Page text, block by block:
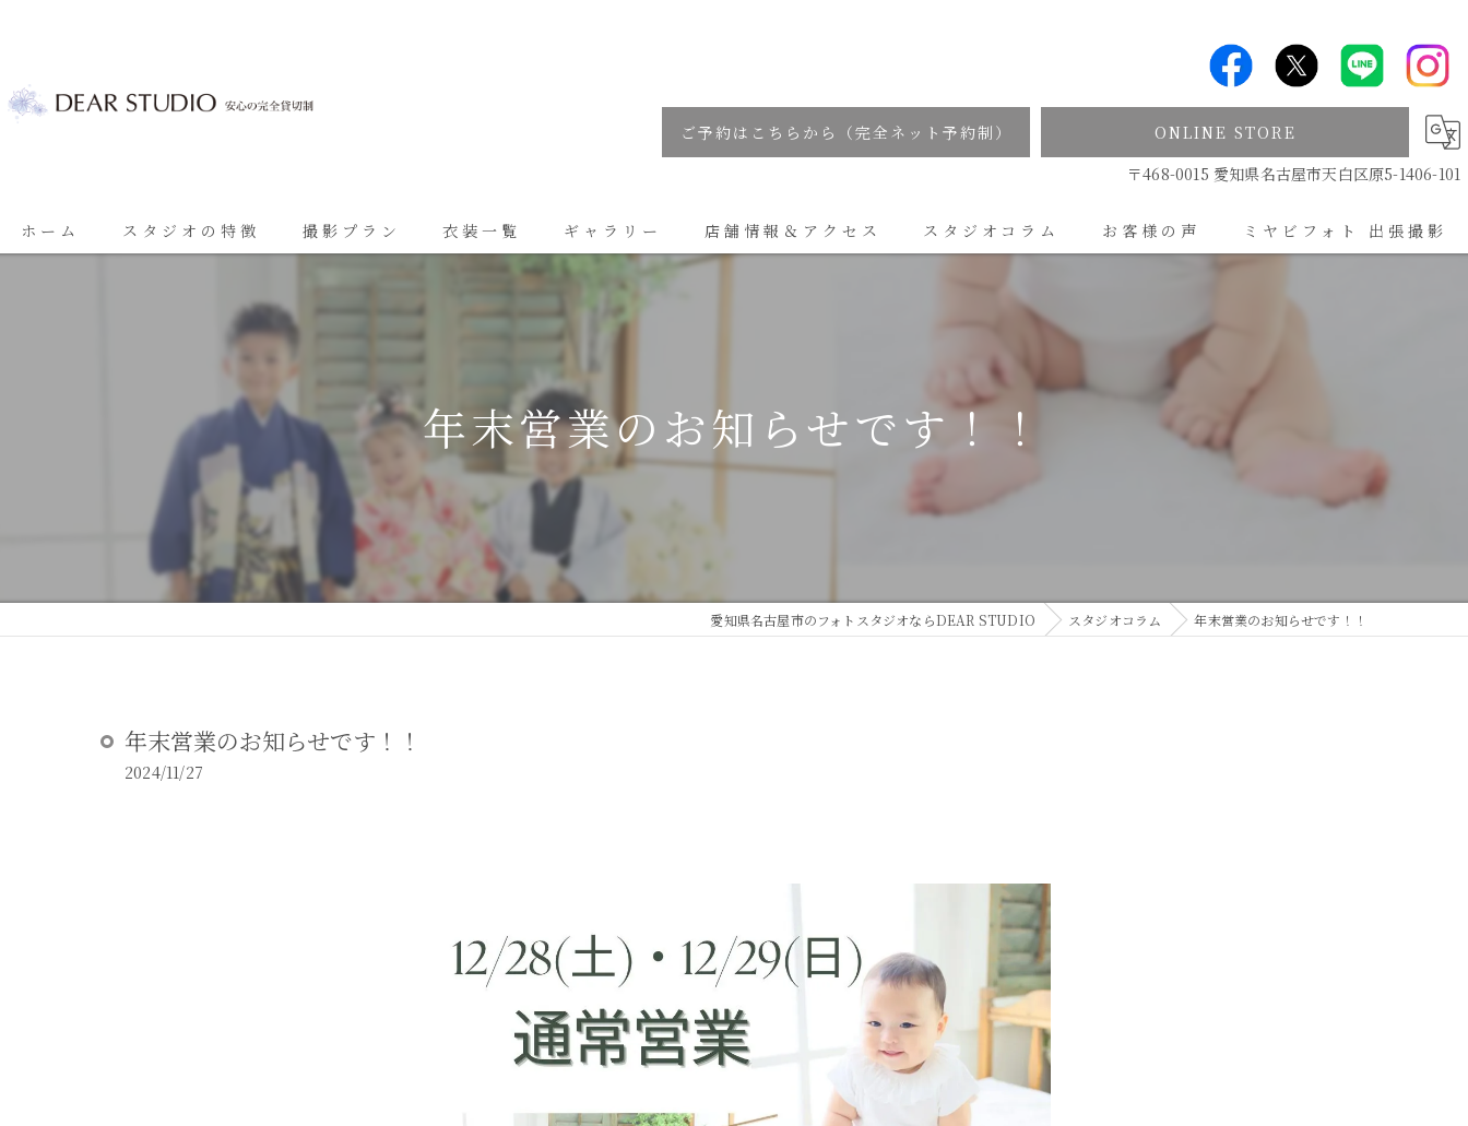
ご予約はこちらから（完全ネット予約制）
ONLINE STORE
〒468-0015 愛知県名古屋市天白区原5-1406-101
ホーム スタジオの特徴
ブライダル
DEAR STUDIOとは
DEAR STUDIOご利用ガイド
撮影プラン
ブライダルプラン
思い出に残る成人振袖撮影
衣装一覧 ギャラリー 店舗情報＆アクセス スタジオコラム お客様の声 ミヤビフォト 出張撮影
出張撮影について
年末営業のお知らせです！！
愛知県名古屋市のフォトスタジオならDEAR STUDIO スタジオコラム 年末営業のお知らせです！！
年末営業のお知らせです！！
2024/11/27